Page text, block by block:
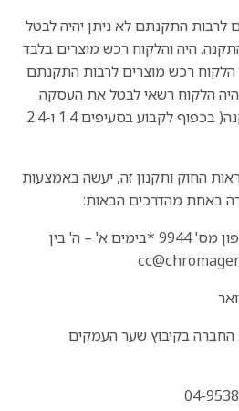
לרבות התקנתם לא ניתן יהיה לבטל
היה והלקוח רכש מוצרים בלבד
רכש מוצרים לרבות התקנתם
הלקוח רשאי לבטל את העסקה
)ובלבד שטרם בוצעה ההתקנה( בכפוף לקבוע בסעיפים 1.4 ו-2.4
החוק ותקנון זה, יעשה באמצעות
באחת מהדרכים הבאות:
בהודעה בעל פה בטלפון מס' 9944 *בימים א' – ה' בין
בקיבוץ שער העמקים